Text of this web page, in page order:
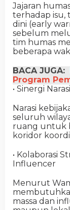
Jajaran
terhadap isu,
dini (early
sebelum
tim humas
beberapa
BACA JUGA:
Program
• Sinergi
Narasi
seluruh
ruang untuk
koridor
• Kolaborasi
Influencer
Menurut
massa dan